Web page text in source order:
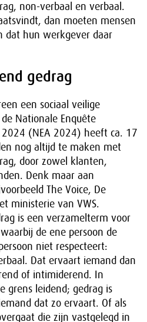
non-verbaal en verbaal.
dan moeten mensen
dat hun werkgever daar
gedrag
een sociaal veilige
Nationale Enquête
(NEA 2024) heeft ca. 17
nog altijd te maken met
door zowel klanten,
Denk maar aan
The Voice, De
ministerie van VWS.
is een verzamelterm voor
de ene persoon de
niet respecteert:
Dat ervaart iemand dan
of intimiderend. In
grens leidend; gedrag is
dat zo ervaart. Of als
die zijn vastgelegd in